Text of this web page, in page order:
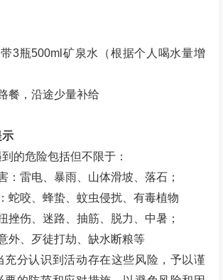
出游风险及相关事宜告知书》）
名占位。
务消息或短信】方式通知
微信群：
天建群。
成功即表示同意以上退改签约定。